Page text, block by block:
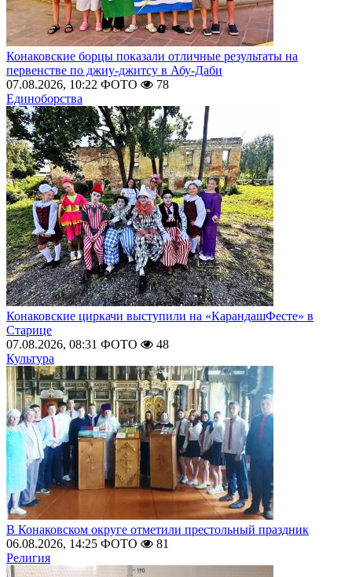
Конаковские борцы показали отличные результаты на
первенстве по джиу-джитсу в Абу-Даби
07.08.2026, 10:22 ФОТО
78
Единоборства
Конаковские циркачи выступили на «КарандашФесте» в
Старице
07.08.2026, 08:31 ФОТО
48
Культура
В Конаковском округе отметили престольный праздник
06.08.2026, 14:25 ФОТО
81
Религия